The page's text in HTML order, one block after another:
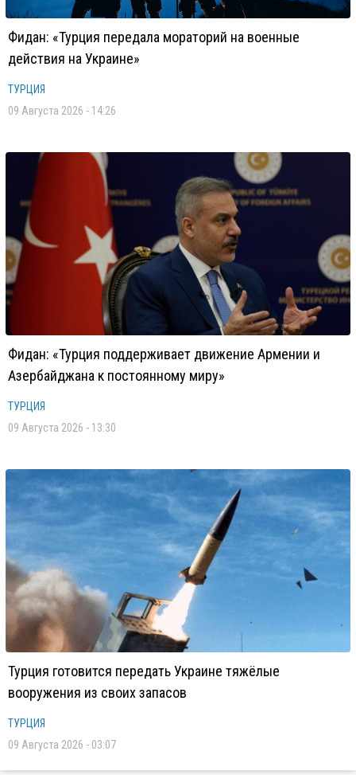
Фидан: «Турция передала мораторий на военные
действия на Украине»
ТУРЦИЯ
09 Августа 2026 - 14:26
Фидан: «Турция поддерживает движение Армении и
Азербайджана к постоянному миру»
ТУРЦИЯ
09 Августа 2026 - 13:30
Турция готовится передать Украине тяжёлые
вооружения из своих запасов
ТУРЦИЯ
09 Августа 2026 - 03:07